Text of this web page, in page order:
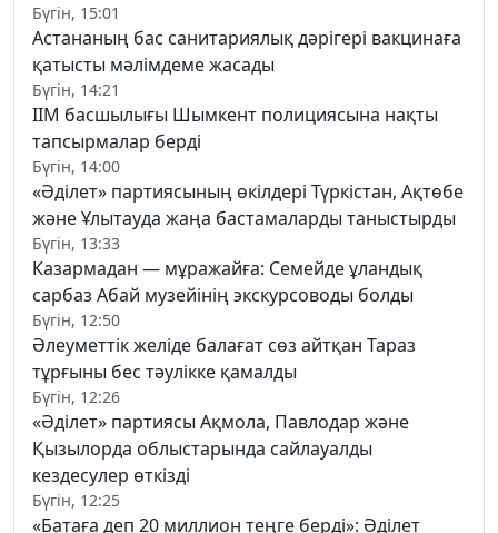
Бүгін, 15:01
Астананың бас санитариялық дәрігері вакцинаға
қатысты мәлімдеме жасады
Бүгін, 14:21
ІІМ басшылығы Шымкент полициясына нақты
тапсырмалар берді
Бүгін, 14:00
«Әділет» партиясының өкілдері Түркістан, Ақтөбе
және Ұлытауда жаңа бастамаларды таныстырды
Бүгін, 13:33
Казармадан — мұражайға: Семейде ұландық
сарбаз Абай музейінің экскурсоводы болды
Бүгін, 12:50
Әлеуметтік желіде балағат сөз айтқан Тараз
тұрғыны бес тәулікке қамалды
Бүгін, 12:26
«Әділет» партиясы Ақмола, Павлодар және
Қызылорда облыстарында сайлауалды
кездесулер өткізді
Бүгін, 12:25
«Батаға деп 20 миллион теңге берді»: Әділет